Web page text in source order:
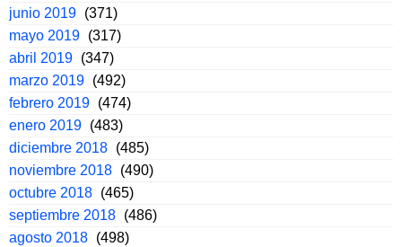
junio 2019 (371)
mayo 2019 (317)
abril 2019 (347)
marzo 2019 (492)
febrero 2019 (474)
enero 2019 (483)
diciembre 2018 (485)
noviembre 2018 (490)
octubre 2018 (465)
septiembre 2018 (486)
agosto 2018 (498)